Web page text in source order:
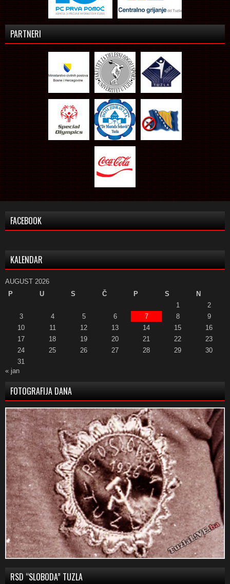
PARTNERI
FACEBOOK
KALENDAR
AUGUST 2026
P
U S Č P S
N
1
2
3
4 5 6 7 8
9
10
11 12 13 14 15
16
17
18 19 20 21 22
23
24
25 26 27 28 29
30
31
« jan
FOTOGRAFIJA DANA
RSD “SLOBODA” TUZLA